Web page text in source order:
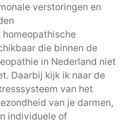
verstoringen en
homeopathische
die binnen de
in Nederland niet
Daarbij kijk ik naar de
van het
van je darmen,
individuele of